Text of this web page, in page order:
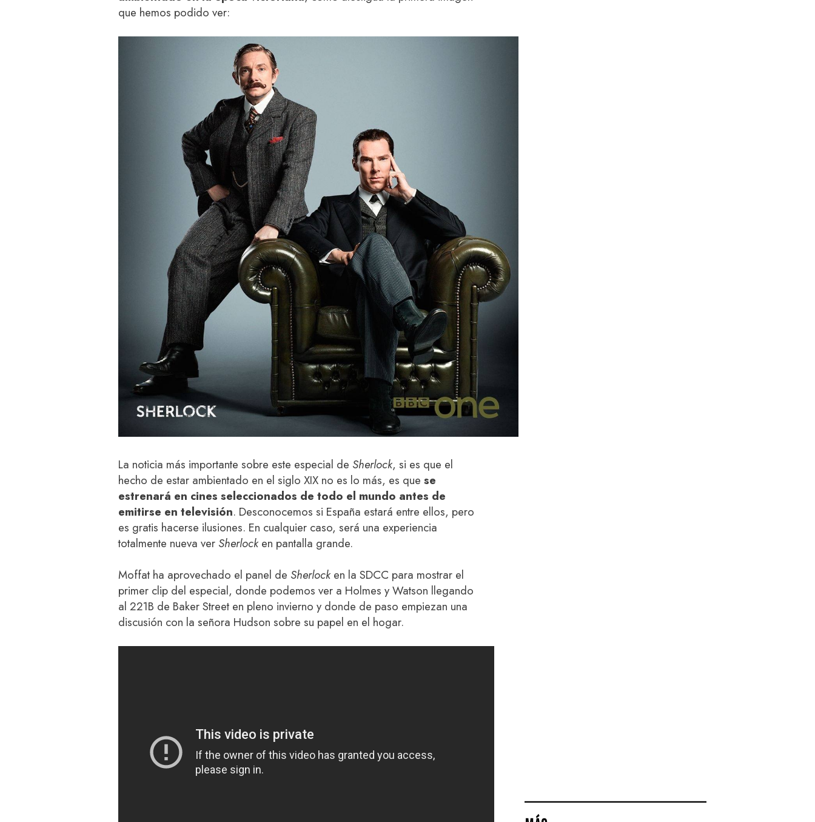
que hemos podido ver:
La noticia más importante sobre este especial de Sherlock, si es que el
hecho de estar ambientado en el siglo XIX no es lo más, es que se
estrenará en cines seleccionados de todo el mundo antes de
emitirse en televisión. Desconocemos si España estará entre ellos, pero
es gratis hacerse ilusiones. En cualquier caso, será una experiencia
totalmente nueva ver Sherlocken pantalla grande.
Moffat ha aprovechado el panel de Sherlocken la SDCC para mostrar el
primer clip del especial, donde podemos ver a Holmes y Watson llegando
al 221B de Baker Street en pleno invierno y donde de paso empiezan una
discusión con la señora Hudson sobre su papel en el hogar.